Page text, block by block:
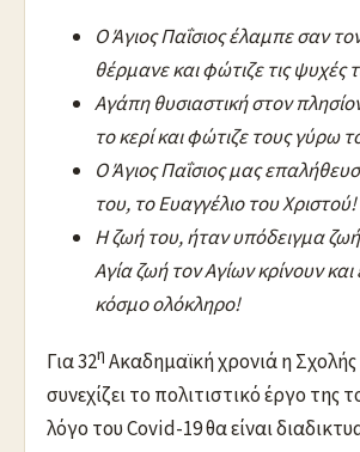
Ο Άγιος Παΐσιος έλαμπε σαν
θέρμανε και φώτιζε τις
Αγάπη θυσιαστική στον
το κερί και φώτιζε τους γύρω
Ο Άγιος Παΐσιος μας
του, το Ευαγγέλιο του Χριστού!
Η ζωή του, ήταν υπόδειγμα
Αγία ζωή τον Αγίων κρίνουν
κόσμο ολόκληρο!
Για 32η Ακαδημαϊκή χρονιά η
συνεχίζει το πολιτιστικό έργο της
λόγο του Covid-19 θα είναι